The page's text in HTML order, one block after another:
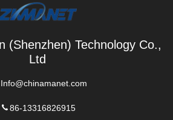
(Shenzhen) Technology Co.,
Ltd
Info@chinamanet.com
86-13316826915